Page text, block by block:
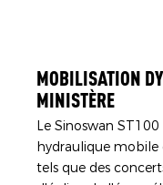
MOBILISATION
MINISTÈRE
Le Sinoswan
hydraulique mobile
tels que des